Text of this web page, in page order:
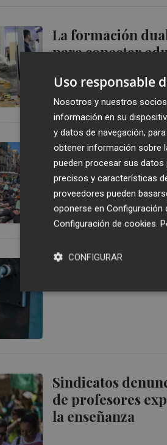
La formación
para conectar
Profesores
denunciar la
Comunitat
Educación abre
Sindicatos
de profesores
la enseñanza
Uso responsable
Nosotros y nuestros
información en su
y datos de navegación,
obtener información sobre
pueden procesar sus
precisos y características
proveedores pueden
oponerse en Configuración
Configuración de cookies.
CONFIGURAR